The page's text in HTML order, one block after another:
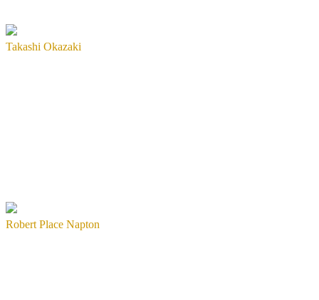
Takashi Okazaki
Robert Place Napton